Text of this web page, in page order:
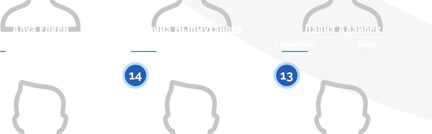
Алуа Еркен Алина Нырмуханова Даяна Адайбек
14 13